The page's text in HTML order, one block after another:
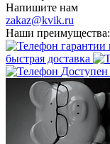
Напишите нам
zakaz@kvik.ru
Наши преимущества:
гарантии
быстрая доставка